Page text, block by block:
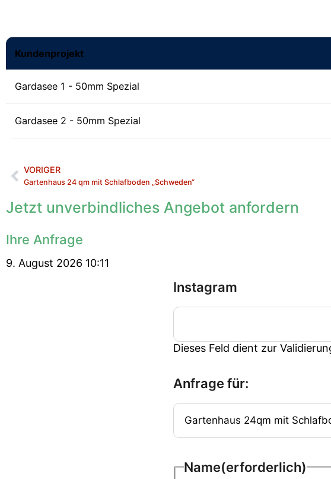
Kundenprojekt
Gardasee 1 - 50mm Spezial
Gardasee 2 - 50mm Spezial
VORIGER
Gartenhaus 24 qm mit Schlafboden „Schweden“
Jetzt unverbindliches Angebot anfordern
Ihre Anfrage
9. August 2026 10:11
Instagram
Dieses Feld dient zur
Anfrage für:
Name(erforderlich)